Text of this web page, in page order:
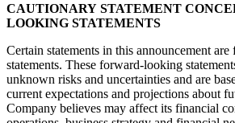
CAUTIONARY STATEMENT
LOOKING STATEMENTS
Certain statements in this announcement
statements. These forward-looking
unknown risks and uncertainties and are
current expectations and projections about
Company believes may affect its financial